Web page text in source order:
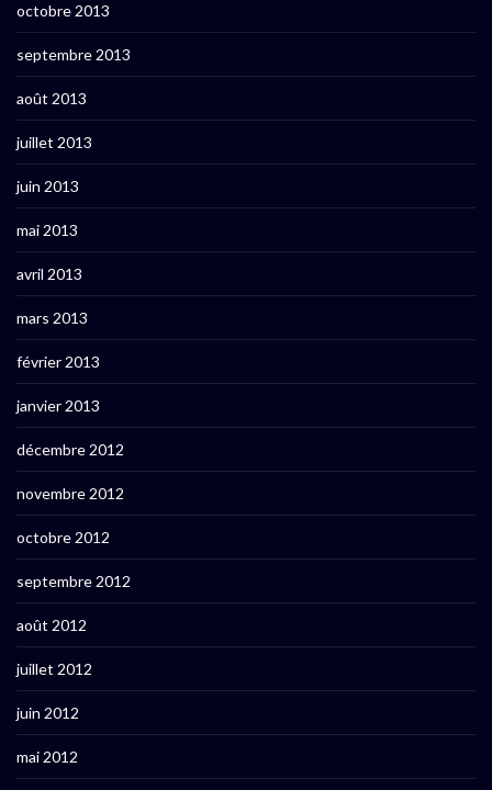
octobre 2013
septembre 2013
août 2013
juillet 2013
juin 2013
mai 2013
avril 2013
mars 2013
février 2013
janvier 2013
décembre 2012
novembre 2012
octobre 2012
septembre 2012
août 2012
juillet 2012
juin 2012
mai 2012